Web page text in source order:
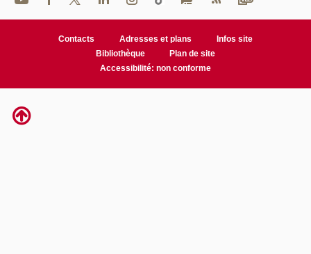
Contacts Adresses et plans
Infos site
Bibliothèque
Plan de site
Accessibilité: non conforme